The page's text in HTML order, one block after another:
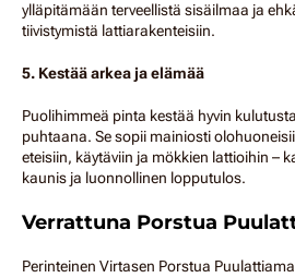
ylläpitämään terveellistä sisäilmaa ja
tiivistymistä lattiarakenteisiin.
5. Kestää arkea ja elämää
Puolihimmeä pinta kestää hyvin
puhtaana. Se sopii mainiosti
eteisiin, käytäviin ja mökkien lattioihin –
kaunis ja luonnollinen lopputulos.
Verrattuna Porstua
Perinteinen Virtasen Porstua